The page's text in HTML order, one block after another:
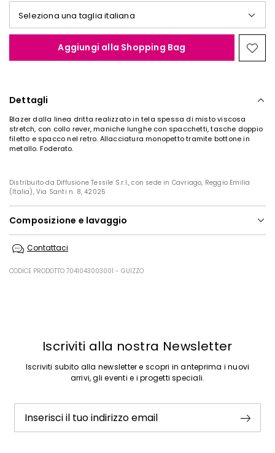
Seleziona una taglia italiana
Aggiungi alla Shopping Bag
nella
Dettagli
Blazer dalla linea dritta realizzato in tela spessa di misto viscosa
stretch, con collo rever, maniche lunghe con spacchetti, tasche doppio
filetto e spacco nel retro. Allacciatura monopetto tramite bottone in
metallo. Foderato.
Distribuito da Diffusione Tessile S.r.l., con sede in Cavriago, Reggio Emilia
(Italia), Via Santi n. 8, 42025
Composizione e lavaggio
stirare a max 110; lavare a secco delicato con percloroetilene.
Tessuto 71% poliestere, 22% viscosa, 7% elastan; fodera 100%
Contattaci
CODICE PRODOTTO 7041043003001 - GUIZZO
Iscriviti alla nostra Newsletter
Iscriviti subito alla newsletter e scopri in anteprima i nuovi
arrivi, gli eventi e i progetti speciali.
Inserisci il tuo indirizzo email